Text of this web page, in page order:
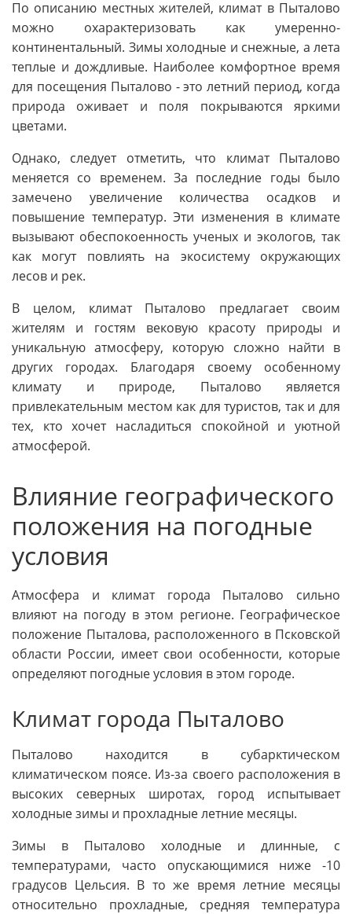
По описанию местных жителей, климат в Пыталово
можно охарактеризовать как умеренно-
континентальный. Зимы холодные и снежные, а лета
теплые и дождливые. Наиболее комфортное время
для посещения Пыталово - это летний период, когда
природа оживает и поля покрываются яркими
цветами.
Однако, следует отметить, что климат Пыталово
меняется со временем. За последние годы было
замечено увеличение количества осадков и
повышение температур. Эти изменения в климате
вызывают обеспокоенность ученых и экологов, так
как могут повлиять на экосистему окружающих
лесов и рек.
В целом, климат Пыталово предлагает своим
жителям и гостям вековую красоту природы и
уникальную атмосферу, которую сложно найти в
других городах. Благодаря своему особенному
климату и природе, Пыталово является
привлекательным местом как для туристов, так и для
тех, кто хочет насладиться спокойной и уютной
атмосферой.
Влияние географического
положения на погодные
условия
Атмосфера и климат города Пыталово сильно
влияют на погоду в этом регионе. Географическое
положение Пыталова, расположенного в Псковской
области России, имеет свои особенности, которые
определяют погодные условия в этом городе.
Климат города Пыталово
Пыталово находится в субарктическом
климатическом поясе. Из-за своего расположения в
высоких северных широтах, город испытывает
холодные зимы и прохладные летние месяцы.
Зимы в Пыталово холодные и длинные, с
температурами, часто опускающимися ниже -10
градусов Цельсия. В то же время летние месяцы
относительно прохладные, средняя температура